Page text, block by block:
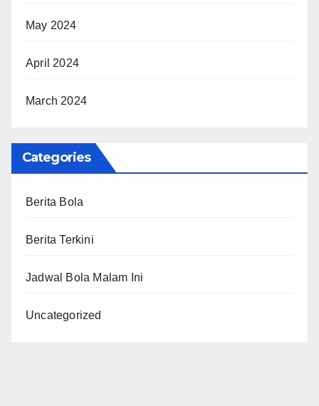
May 2024
April 2024
March 2024
Categories
Berita Bola
Berita Terkini
Jadwal Bola Malam Ini
Uncategorized